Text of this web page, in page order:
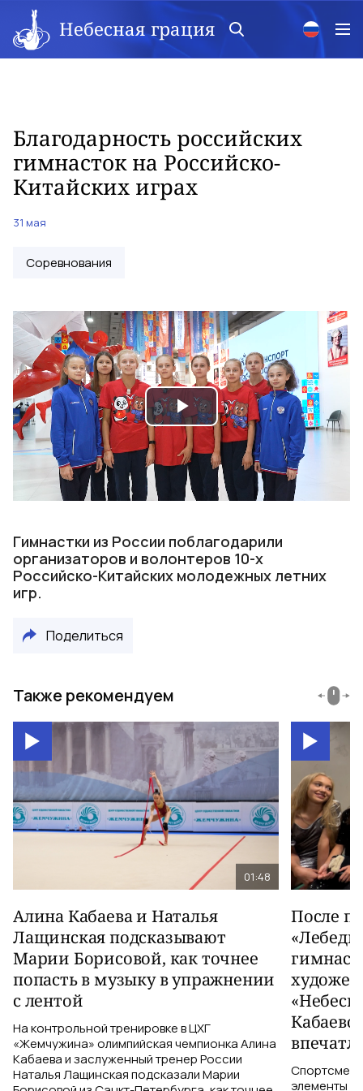
Небесная грация
Благодарность российских
гимнасток на Российско-
Китайских играх
31 мая
Соревнования
Play
Video
Гимнастки из России поблагодарили
организаторов и волонтеров 10-х
Российско-Китайских молодежных летних
игр.
Поделиться
Также рекомендуем
01:48
Алина Кабаева и Наталья
Лащинская подсказывают
Марии Борисовой, как точнее
попасть в музыку в упражнении
с лентой
На контрольной тренировке в ЦХГ
«Жемчужина» олимпийская чемпионка Алина
Кабаева и заслуженный тренер России
Наталья Лащинская подсказали Марии
После
элементы